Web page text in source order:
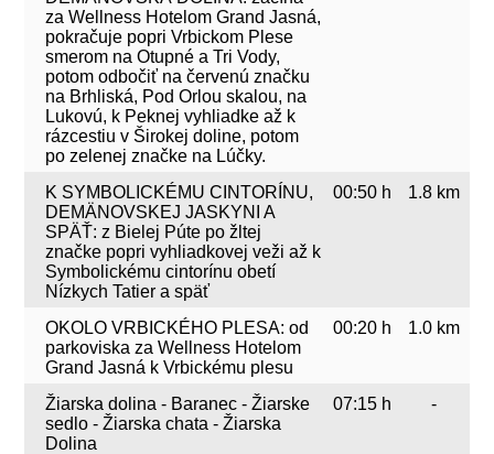
za Wellness Hotelom Grand Jasná,
pokračuje popri Vrbickom Plese
smerom na Otupné a Tri Vody,
potom odbočiť na červenú značku
na Brhliská, Pod Orlou skalou, na
Lukovú, k Peknej vyhliadke až k
rázcestiu v Širokej doline, potom
po zelenej značke na Lúčky.
K SYMBOLICKÉMU CINTORÍNU,
DEMÄNOVSKEJ JASKYNI A
SPÄŤ: z Bielej Púte po žltej
značke popri vyhliadkovej veži až k
Symbolickému cintorínu obetí
Nízkych Tatier a späť
00:50 h 1.8 km
OKOLO VRBICKÉHO PLESA: od
parkoviska za Wellness Hotelom
Grand Jasná k Vrbickému plesu
00:20 h 1.0 km
Žiarska dolina - Baranec - Žiarske
sedlo - Žiarska chata - Žiarska
Dolina
07:15 h -